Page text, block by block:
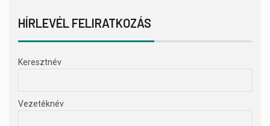
HÍRLEVÉL FELIRATKOZÁS
Keresztnév
Vezetéknév